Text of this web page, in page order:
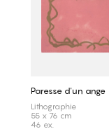
Paresse d'un ange
Lithographie
55 x 76 cm
46 ex.